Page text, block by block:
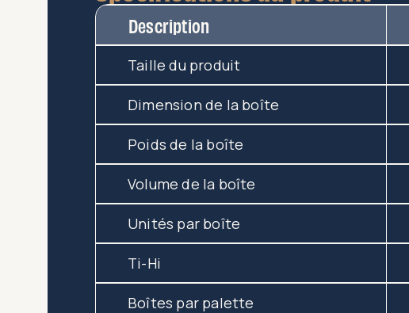
Description
Taille du produit
Dimension de la boîte
Poids de la boîte
Volume de la boîte
Unités par boîte
Ti-Hi
Boîtes par palette